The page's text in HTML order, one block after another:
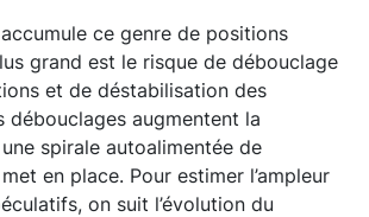
ce genre de positions
grand est le risque de débouclage
et de déstabilisation des
débouclages augmentent la
spirale autoalimentée de
en place. Pour estimer l’ampleur
on suit l’évolution du